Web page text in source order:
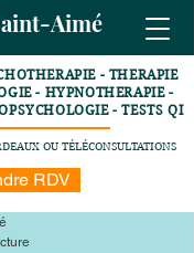
Aimé
- THERAPIE
- HYPNOTHERAPIE -
- TESTS QI
OU TÉLÉCONSULTATIONS
RDV